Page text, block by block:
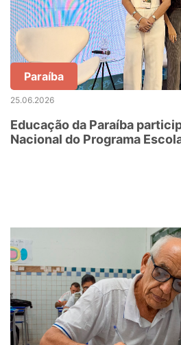
Paraíba
25.06.2026
Educação da Paraíba
Nacional do Programa